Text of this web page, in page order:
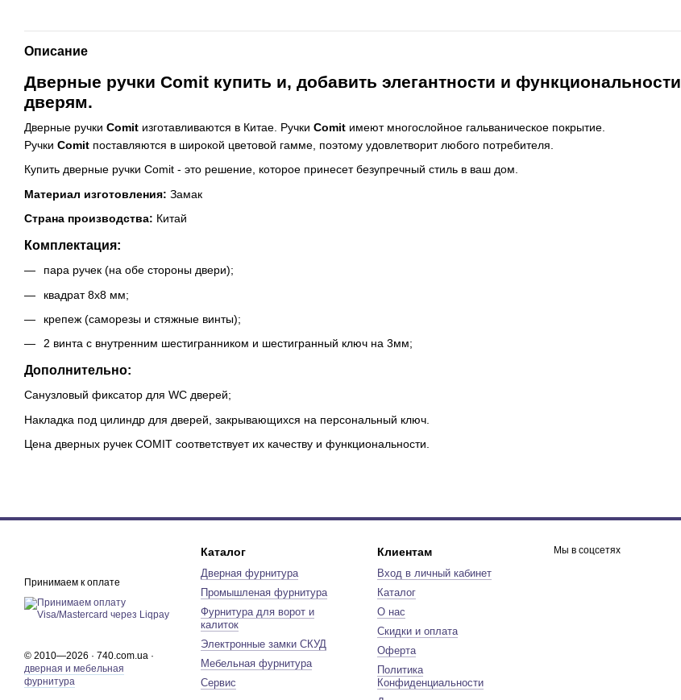
Описание
Дверные ручки Comit купить и, добавить элегантности и функциональности
дверям.
Дверные ручки Comit изготавливаются в Китае. Ручки Comit имеют многослойное гальваническое покрытие.
Ручки Comit поставляются в широкой цветовой гамме, поэтому удовлетворит любого потребителя.
Купить дверные ручки Comit - это решение, которое принесет безупречный стиль в ваш дом.
Материал изготовления: Замак
Страна производства: Китай
Комплектация:
пара ручек (на обе стороны двери);
квадрат 8х8 мм;
крепеж (саморезы и стяжные винты);
2 винта с внутренним шестигранником и шестигранный ключ на 3мм;
Дополнительно:
Санузловый фиксатор для WC дверей;
Накладка под цилиндр для дверей, закрывающихся на персональный ключ.
Цена дверных ручек COMIT соответствует их качеству и функциональности.
Принимаем к оплате
© 2010—2026 · 740.com.ua ·
дверная и мебельная
фурнитура
Каталог
Дверная фурнитура
Промышленая фурнитура
Фурнитура для ворот и
калиток
Электронные замки СКУД
Мебельная фурнитура
Сервис
Клиентам
Вход в личный кабинет
Каталог
О нас
Скидки и оплата
Оферта
Политика
Конфиденциальности
Мы в соцсетях